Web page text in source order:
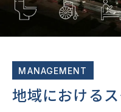
MANAGEMENT
地域における